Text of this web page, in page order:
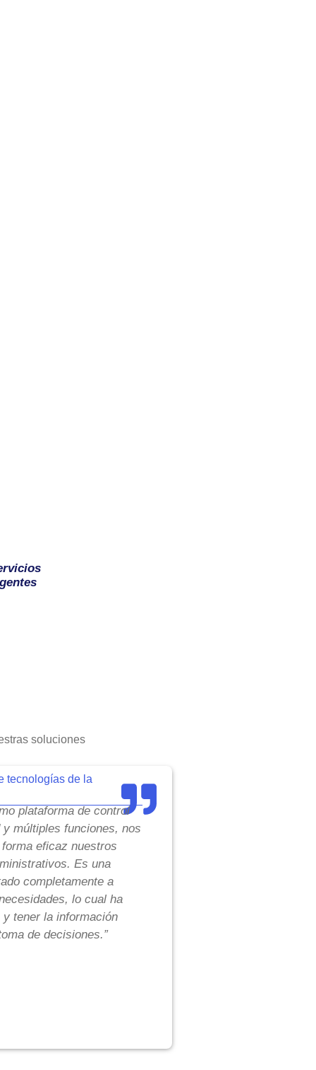
soluciones
tecnologías de la
plataforma de control
múltiples funciones, nos
eficaz nuestros
Es una
completamente a
lo cual ha
tener la información
de decisiones.”